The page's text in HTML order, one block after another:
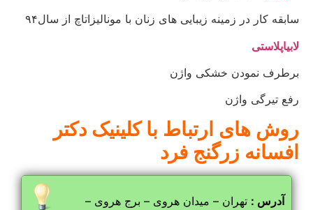
سابقه کار در زمینه زیبایی های زنان با مونالیزاتاچ از سال۹۴
لابیاپلاستی
برطرف نمودن خشکی واژن
رفع تیرگی واژن
روش های ارتباط با کلینیک دکتر
افسانه زرگنج فرد
آدرس : تهران – میدان هروی – برج هروی –